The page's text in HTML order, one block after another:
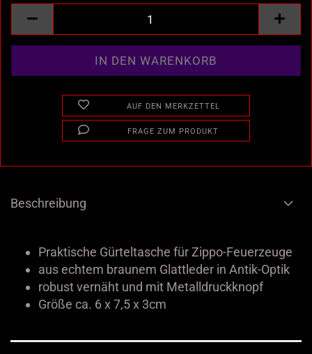
AUF DEN MERKZETTEL
FRAGE ZUM PRODUKT
Beschreibung
Praktische Gürteltasche für Zippo-Feuerzeuge
aus echtem braunem Glattleder in Antik-Optik
robust vernäht und mit Metalldruckknopf
Größe ca. 6 x 7,5 x 3cm